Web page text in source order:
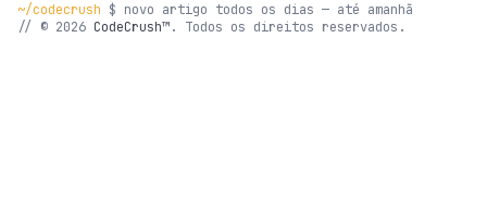
~/codecrush $ novo artigo todos os dias — até amanhã
// © 2026 CodeCrush™. Todos os direitos reservados.